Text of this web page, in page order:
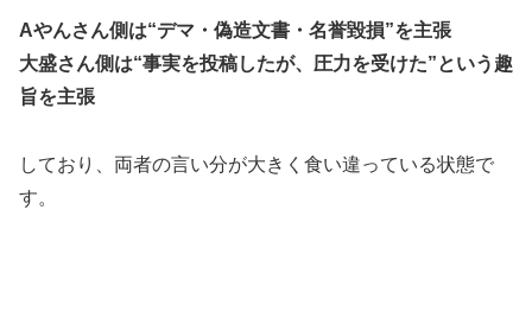
Aやんさん側は“デマ・偽造文書・名誉毀損”を主張
大盛さん側は“事実を投稿したが、圧力を受けた”という趣
旨を主張
しており、両者の言い分が大きく食い違っている状態で
す。